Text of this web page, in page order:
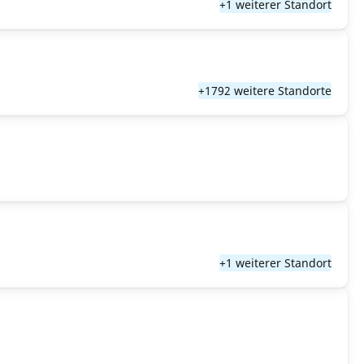
+1 weiterer Standort
+1792 weitere Standorte
+1 weiterer Standort